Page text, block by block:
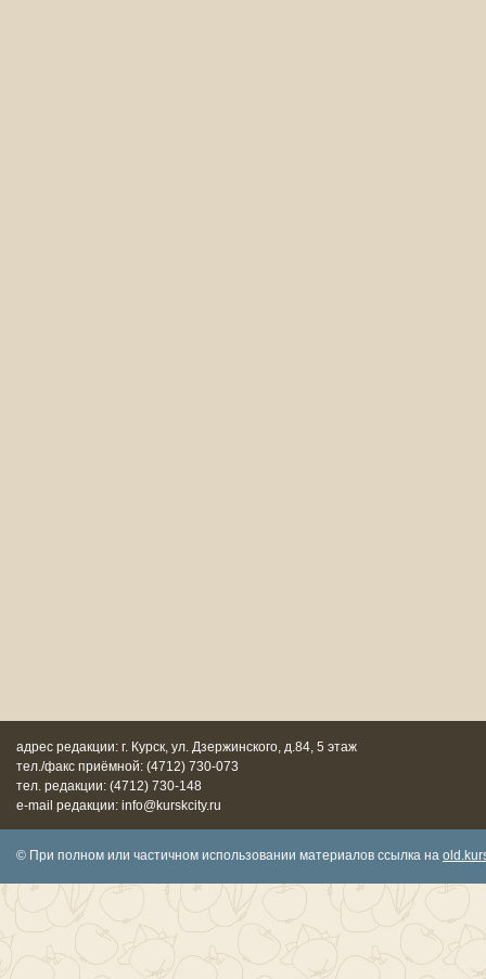
адрес редакции: г. Курск, ул. Дзержинского, д.84, 5 этаж
тел./факс приёмной: (4712) 730-073
тел. редакции: (4712) 730-148
e-mail редакции: info@kurskcity.ru
© При полном или частичном использовании материалов ссылка на